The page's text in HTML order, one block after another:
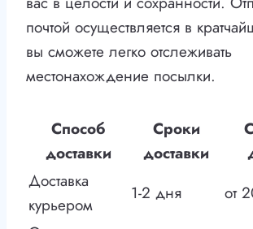
почтой осуществляется в
вы сможете легко отслеживать
местонахождение посылки.
Способ
доставки
Сроки
доставки
Доставка
курьером
1-2 дня
от